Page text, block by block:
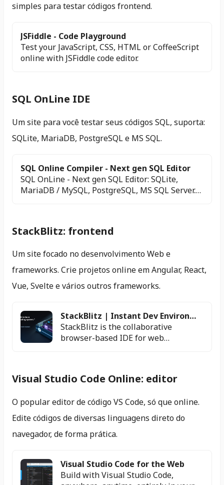
simples para testar códigos frontend.
JSFiddle - Code Playground
Test your JavaScript, CSS, HTML or CoffeeScript
online with JSFiddle code editor.
SQL OnLine IDE
Um site para você testar seus códigos SQL, suporta:
SQLite, MariaDB, PostgreSQL e MS SQL.
SQL Online Compiler - Next gen SQL Editor
SQL OnLine - Next gen SQL Editor: SQLite,
MariaDB / MySQL, PostgreSQL, MS SQL Server.
file. Online view all table DB. Fiddle link SQL text
for World, online sql compiler,free db,free
database,db free,database free
StackBlitz: frontend
Um site focado no desenvolvimento Web e
frameworks. Crie projetos online em Angular, React,
Vue, Svelte e vários outros frameworks.
StackBlitz | Instant Dev
StackBlitz is the collaborative
browser-based IDE for web
building.
Visual Studio Code Online: editor
O popular editor de código VS Code, só que online.
Edite códigos de diversas linguagens direto do
navegador, de forma prática.
Visual Studio Code for the Web
Build with Visual Studio Code,